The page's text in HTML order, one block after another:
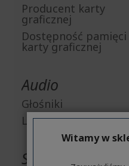
Producent karty
graficznej
Dostępność pamięci
karty graficznej
Audio
Głośniki
Liczba głośników
Sieć i
Witamy w